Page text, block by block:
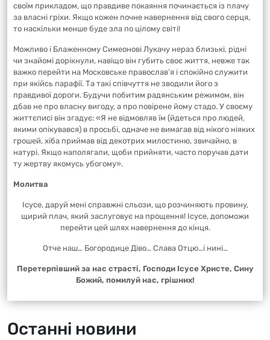
своїм прикладом, що правдиве покаяння починається із плачу
за власні гріхи. Якщо кожен почне навернення від свого серця,
то наскільки менше буде зла по цілому світі!
Можливо і Блаженному Симеонові Лукачу нераз близькі, рідні
чи знайомі дорікнули, навіщо він губить своє життя, невже так
важко перейти на Московське православ’я і спокійно служити
при якійсь парафії. Та такі співчуття не зводили його з
правдивої дороги. Будучи побитим радянським режимом, він
дбав не про власну вигоду, а про повірене йому стадо. У своєму
життєписі він згадує: «Я не відмовляв їм (йдеться про людей,
якими опікувався) в просьбі, одначе не вимагав від нікого ніяких
грошей, хіба приймав від декотрих милостиню, звичайно, в
натурі. Якщо наполягали, щоби прийняти, часто поручав дати
ту жертву якомусь убогому».
Молитва
Ісусе, даруй мені справжні сльози, що розчиняють провину,
щирий плач, який заслуговує на прощення! Ісусе, допоможи
перейти цей шлях навернення до кінця.
Отче наш… Богородице Діво… Слава Отцю…і нині…
Перетерпівший за нас страсті, Господи Ісусе Христе, Сину
Божий, помилуй нас, грішних!
Останні новини